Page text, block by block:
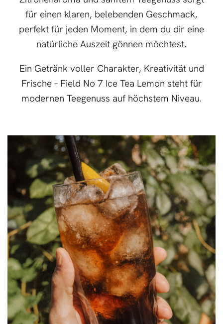
für einen klaren, belebenden Geschmack,
perfekt für jeden Moment, in dem du dir eine
natürliche Auszeit gönnen möchtest.
Ein Getränk voller Charakter, Kreativität und
Frische – Field No 7 Ice Tea Lemon steht für
modernen Teegenuss auf höchstem Niveau.